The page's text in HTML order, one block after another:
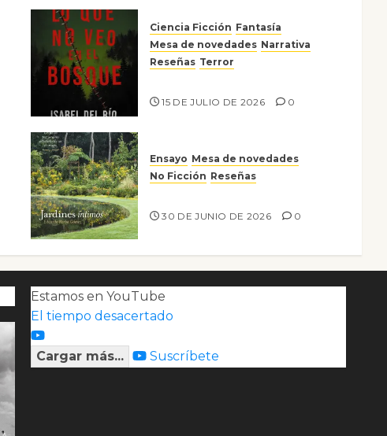
Ciencia Ficción Fantasía
Mesa de novedades Narrativa
Reseñas Terror
15 DE JULIO DE 2026 0
Ensayo Mesa de novedades
No Ficción Reseñas
30 DE JUNIO DE 2026 0
Estamos en YouTube
El tiempo desacertado
Cargar más... Suscríbete